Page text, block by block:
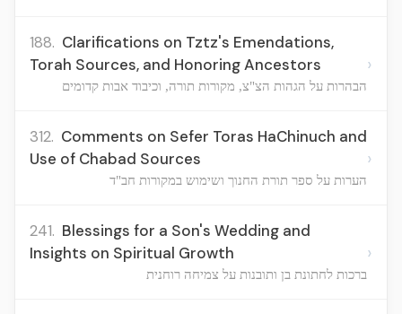
188. Clarifications on Tztz's Emendations,
Torah Sources, and Honoring Ancestors
הבהרות על הגהות הצ"צ, מקורות תורה, וכיבוד אבות קדומים
›
312. Comments on Sefer Toras HaChinuch and
Use of Chabad Sources
הערות על ספר תורת החנוך ושימוש במקורות חב"ד
›
241. Blessings for a Son's Wedding and
Insights on Spiritual Growth
ברכות לחתונת בן ותובנות על צמיחה רוחנית
›